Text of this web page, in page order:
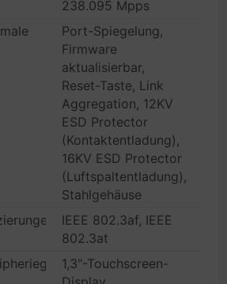
238.095 Mpps
Port-Spiegelung,
Firmware
aktualisierbar,
Reset-Taste, Link
Aggregation, 12KV
ESD Protector
(Kontaktentladung),
16KV ESD Protector
(Luftspaltentladung),
Stahlgehäuse
IEEE 802.3af, IEEE
802.3at
1,3"-Touchscreen-